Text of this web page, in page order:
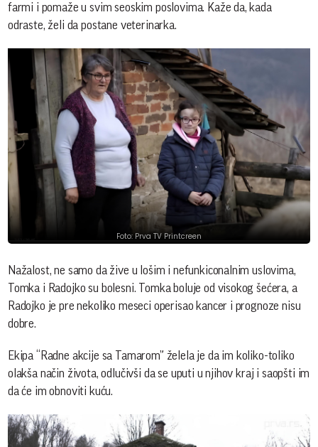
farmi i pomaže u svim seoskim poslovima. Kaže da, kada
odraste, želi da postane veterinarka.
Foto: Prva TV Printcreen
Nažalost, ne samo da žive u lošim i nefunkiconalnim uslovima,
Tomka i Radojko su bolesni. Tomka boluje od visokog šećera, a
Radojko je pre nekoliko meseci operisao kancer i prognoze nisu
dobre.
Ekipa “Radne akcije sa Tamarom” želela je da im koliko-toliko
olakša način života, odlučivši da se uputi u njihov kraj i saopšti im
da će im obnoviti kuću.